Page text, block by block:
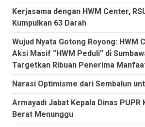
Kerjasama dengan HWM Center,
Kumpulkan 63 Darah
Wujud Nyata Gotong Royong: HWM
Aksi Masif “HWM Peduli” di
Targetkan Ribuan Penerima
Narasi Optimisme dari Sembalun
Armayadi Jabat Kepala Dinas PUPR
Berat Menunggu